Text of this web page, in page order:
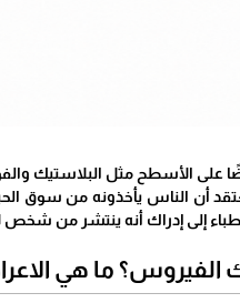
والفولاذ لمدة تصل إلى 72 ساعة مما يعني أن الناس يمكنهم
أن الناس يأخذونه من سوق
إلى إدراك أنه ينتشر من شخص
الفيروس؟ ما هي